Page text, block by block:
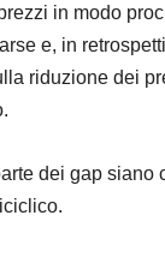
in modo
e, in
riduzione dei
dei gap siano